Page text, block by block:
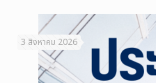
3 สิงหาคม 2026